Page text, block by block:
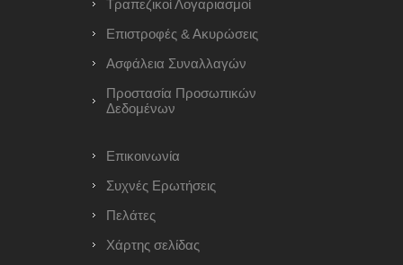
Τραπεζικοί Λογαριασμοί
Επιστροφές & Ακυρώσεις
Ασφάλεια Συναλλαγών
Προστασία Προσωπικών
Δεδομένων
Επικοινωνία
Συχνές Ερωτήσεις
Πελάτες
Χάρτης σελίδας